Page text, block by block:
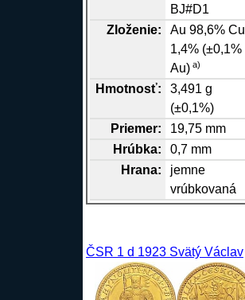
BJ#D1
Zloženie:
Au 98,6%Cu
1,4% (±0,1%
Au) a)
Hmotnosť:
3,491 g
(±0,1%)
Priemer:
19,75 mm
Hrúbka:
0,7 mm
Hrana:
jemne
vrúbkovaná
ČSR 1 d 1923 Svätý Václav